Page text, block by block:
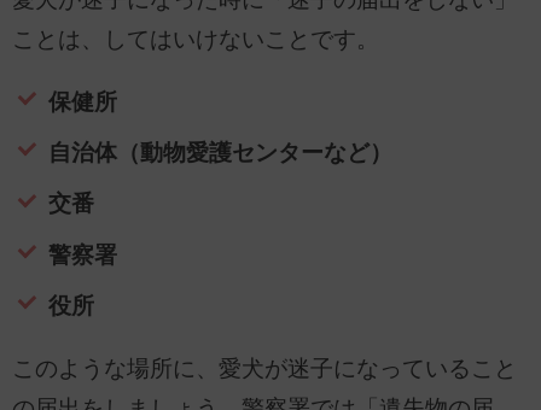
ことは、してはいけないことです。
保健所
自治体（動物愛護センターなど）
交番
警察署
役所
このような場所に、愛犬が迷子になっていること